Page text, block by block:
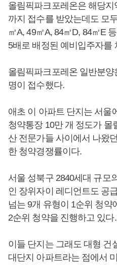
올림픽파크포레온은 해당
까지 접수를 받았는데도 모
㎡A, 49㎡A, 84㎡D, 84㎡E
5배로 배정된 예비입주자를
올림픽파크포레온 일반분
명이 접수했다.
애초 이 아파트 단지는 서울
청약통장 10만 개 정도가 몰
산 전문가들 사이에서 나왔
한 청약경쟁률이다.
서울 성북구 2840세대 규모
인 장위자이 레디언트도 공
넘는 9개 유형이 1순위 청
2순위 청약을 진행하고 있다.
이들 단지는 그래도 대형 건
대단지 아파트라는 점에서